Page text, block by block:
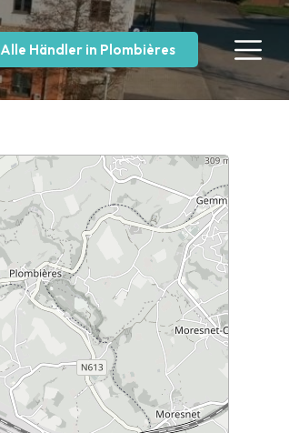
Alle Händler in Plombières